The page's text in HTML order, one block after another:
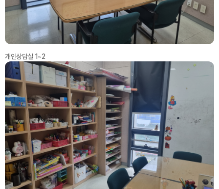
개인상담실 1~2